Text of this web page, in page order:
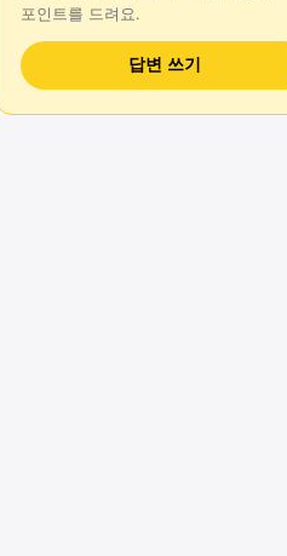
포인트를 드려요.
답변 쓰기